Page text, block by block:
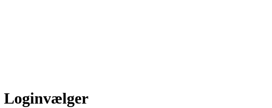
Loginvælger